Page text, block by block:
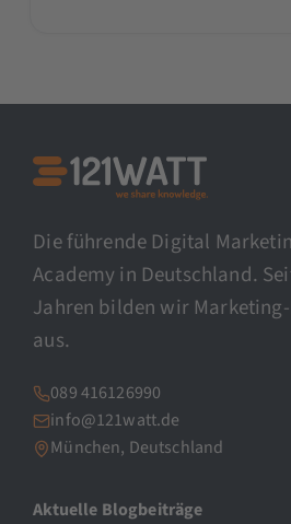
Die führende Digital
Academy in Deutschland.
Jahren bilden wir
aus.
089 416126990
info@121watt.de
München, Deutschland
Aktuelle Blogbeiträge